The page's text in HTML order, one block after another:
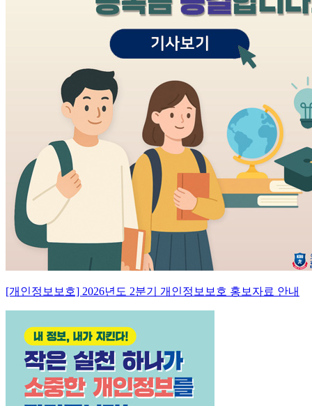
[개인정보보호] 2026년도 2분기 개인정보보호 홍보자료 안내